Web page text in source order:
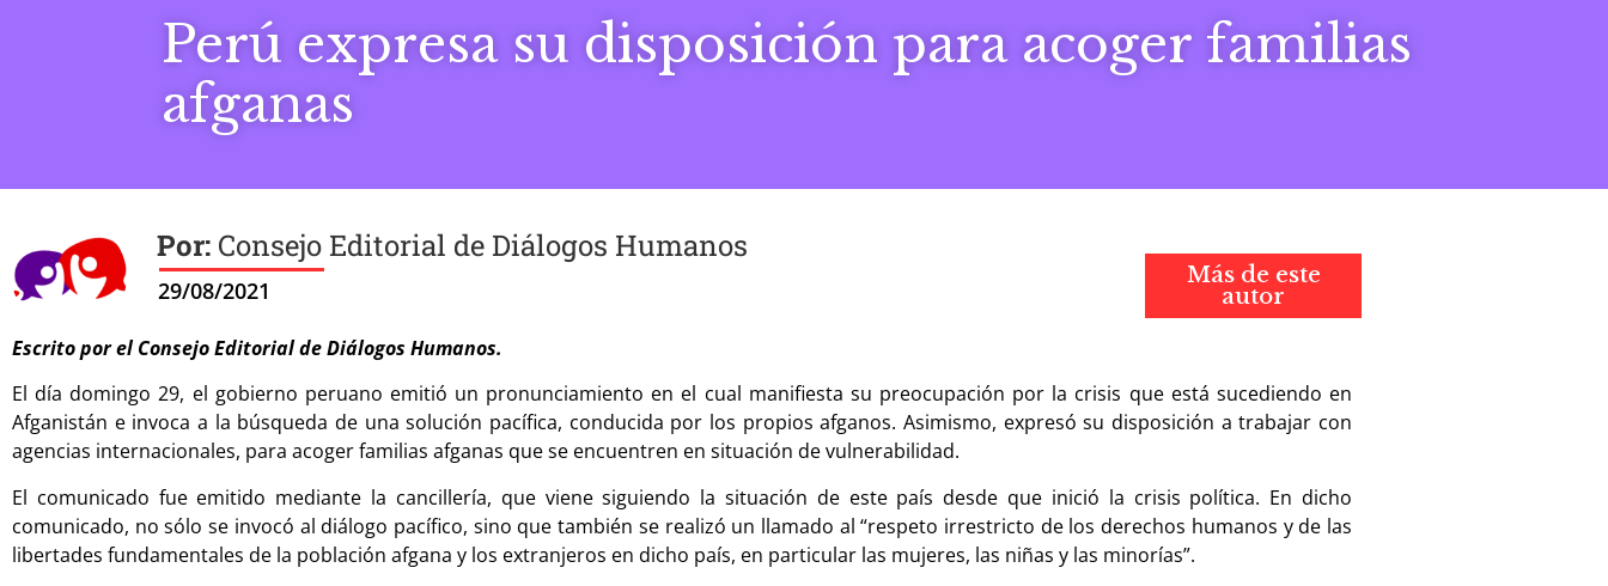
Perú expresa su disposición para acoger familias
afganas
Consejo Editorial de Diálogos Humanos
Más de este
autor
Escrito por el Consejo Editorial de Diálogos Humanos.
El día domingo 29, el gobierno peruano emitió un pronunciamiento en el cual manifiesta su preocupación por la crisis que está sucediendo en
Afganistán e invoca a la búsqueda de una solución pacífica, conducida por los propios afganos. Asimismo, expresó su disposición a trabajar con
agencias internacionales, para acoger familias afganas que se encuentren en situación de vulnerabilidad.
El comunicado fue emitido mediante la cancillería, que viene siguiendo la situación de este país desde que inició la crisis política. En dicho
comunicado, no sólo se invocó al diálogo pacífico, sino que también se realizó un llamado al “respeto irrestricto de los derechos humanos y de las
libertades fundamentales de la población afgana y los extranjeros en dicho país, en particular las mujeres, las niñas y las minorías”.
29/08/2021